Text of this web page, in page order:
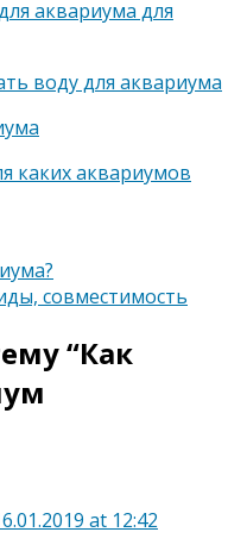
воду для аквариума
каких аквариумов
совместимость
“Как
at 12:42